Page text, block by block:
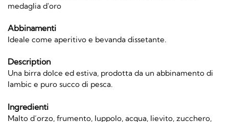
medaglia d'oro
Abbinamenti
Ideale come aperitivo e bevanda dissetante.
Description
Una birra dolce ed estiva, prodotta da un abbinamento di
lambic e puro succo di pesca.
Ingredienti
Malto d’orzo, frumento, luppolo, acqua, lievito, zucchero,